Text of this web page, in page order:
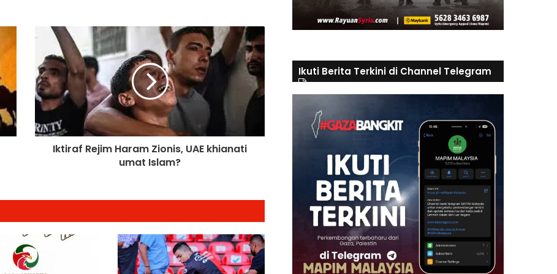
Sukan Komanwel Glasgow 2026:
Emas Muhammad Erry, Dua Slot
Final Boling Padang Seri Kempen
Hari Keempat Malaysia
F1 Kembali Ke Sepang Selepas 9
Tahun: Malaysia Jadi Tuan Rumah
GP Bahrain 2–4 Oktober Ini
KBS Peruntuk RM9.3 Juta Perkukuh
Program Berbasikal Trek Negara
KBS Sedia Pertimbang Tambahan
RM1 Juta Buat Sukan Angkat Berat
Iktiraf Rejim Haram Zionis, UAE khianati
umat Islam?
Ikuti Berita Terkini di Channel Telegram